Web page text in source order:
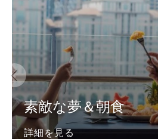
素敵な夢＆朝食
詳細を見る